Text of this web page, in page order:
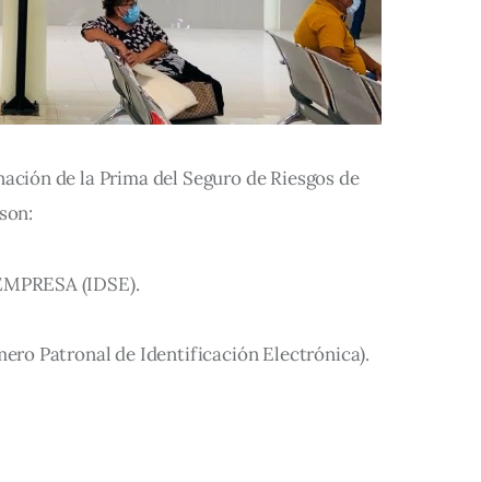
de la Prima del Seguro de Riesgos de
(IDSE).
Patronal de Identificación Electrónica).